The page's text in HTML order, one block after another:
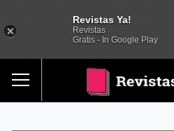
Revistas Ya!
Revistas
Gratis - In Google Play